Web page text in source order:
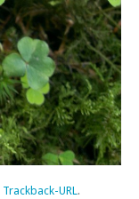
Trackback-URL.